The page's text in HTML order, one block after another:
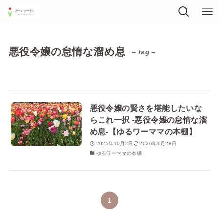
悪役令嬢の怠惰な溜め息 – tag –
悪役令嬢の賢さを堪能したいな
らこれ一択 -悪役令嬢の怠惰な溜
め息-【ゆるワーママの本棚】
2025年10月2日
2026年1月28日
ゆるワーママの本棚
1